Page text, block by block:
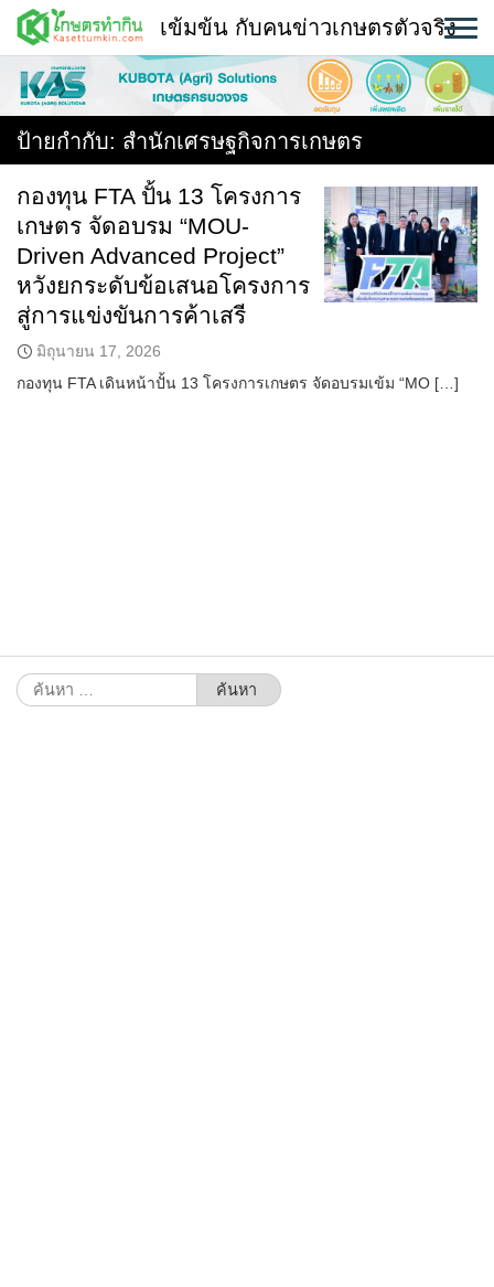
Skip
content
พืช
หน้าแรก
ใคร ทำอะไร ที่ไหน
สถานีข่าววันนี้
เข้มข้น กับคนข่าวเกษตรตัวจริง
ป้ายกำกับ: สำนักเศรษฐกิจการเกษตร
กองทุน FTA ปั้น 13 โครงการ
เกษตร จัดอบรม “MOU-
Driven Advanced Project”
หวังยกระดับข้อเสนอโครงการ
สู่การแข่งขันการค้าเสรี
มิถุนายน 17, 2026
กองทุน FTA เดินหน้าปั้น 13 โครงการเกษตร จัดอบรมเข้ม “MO […]
ค้นหา
สำหรับ: